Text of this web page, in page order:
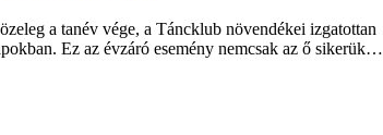
a tanév vége, a Táncklub növendékei izgatottan
Ez az évzáró esemény nemcsak az ő sikerük…